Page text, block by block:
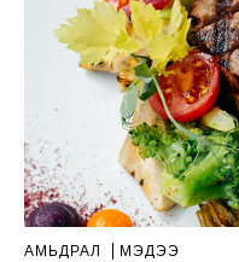
АМЬДРАЛ МЭДЭЭ